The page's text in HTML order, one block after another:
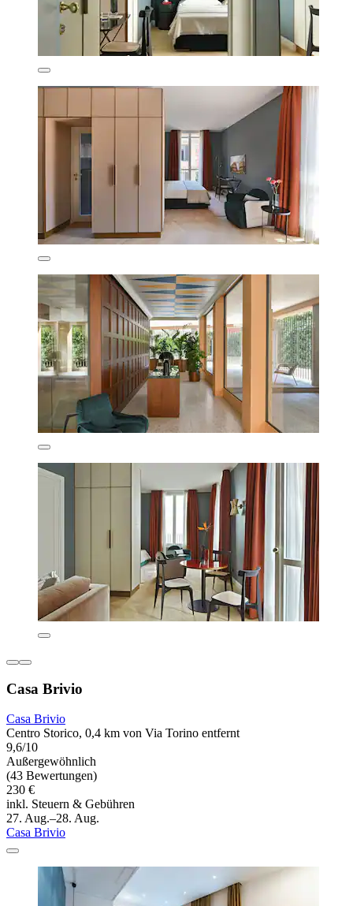
Casa Brivio
Casa Brivio
Centro Storico, 0,4 km von Via Torino entfernt
9,6/10
Außergewöhnlich
(43 Bewertungen)
230 €
inkl. Steuern & Gebühren
27. Aug.–28. Aug.
Casa Brivio